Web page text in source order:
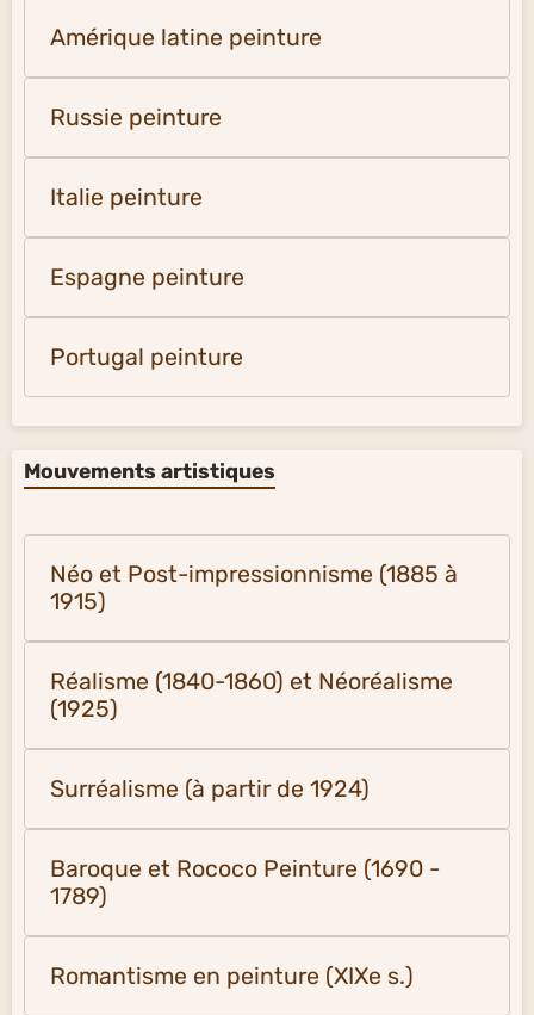
Amérique latine peinture
Russie peinture
Italie peinture
Espagne peinture
Portugal peinture
Mouvements artistiques
Néo et Post-impressionnisme (1885 à
1915)
Réalisme (1840-1860) et Néoréalisme
(1925)
Surréalisme (à partir de 1924)
Baroque et Rococo Peinture (1690 -
1789)
Romantisme en peinture (XIXe s.)